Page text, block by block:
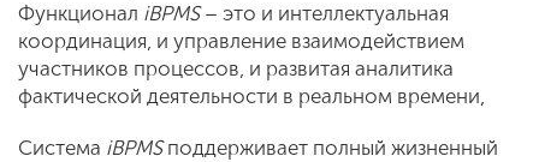
Функционал iBPMS– это и интеллектуальная
координация, и управление взаимодействием
участников процессов, и развитая аналитика
фактической деятельности в реальном времени,
Система iBPMSподдерживает полный жизненный